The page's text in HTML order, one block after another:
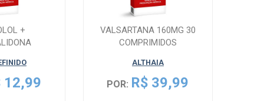
+
COMP...
12,99
VALSARTANA 160MG 30
COMPRIMIDOS
ALTHAIA
POR: R$ 39,99